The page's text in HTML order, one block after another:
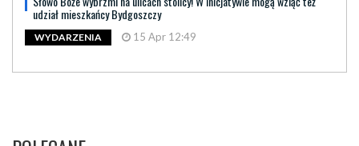
udział mieszkańcy Bydgoszczy
WYDARZENIA 15 Apr 12:49